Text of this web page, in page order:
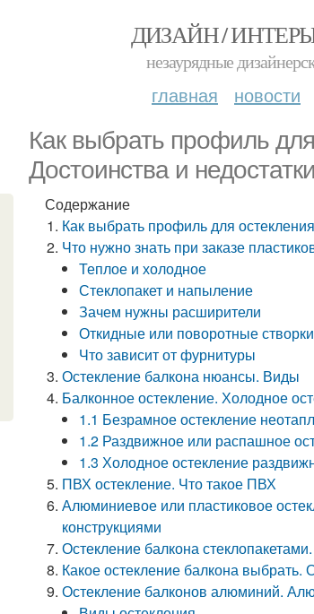
ДИЗАЙН /
незаурядные
главная новости
Как выбрать профиль
Достоинства и
Содержание
Как выбрать профиль для
Что нужно знать при заказе
Теплое и холодное
Стеклопакет и напыление
Зачем нужны расширители
Откидные или поворотные створки
Что зависит от фурнитуры
Остекление балкона нюансы. Виды
Балконное остекление. Холодное
1.1 Безрамное остекление
1.2 Раздвижное или распашное
1.3 Холодное остекление
ПВХ остекление. Что такое ПВХ
Алюминиевое или пластиковое
конструкциями
Остекление балкона
Какое остекление балкона выбрать.
Остекление балконов алюминий.